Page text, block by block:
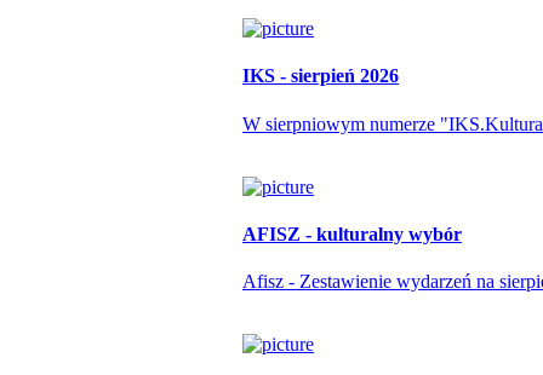
IKS - sierpień 2026
W sierpniowym numerze
AFISZ - kulturalny wybór
Afisz - Zestawienie wydarzeń na